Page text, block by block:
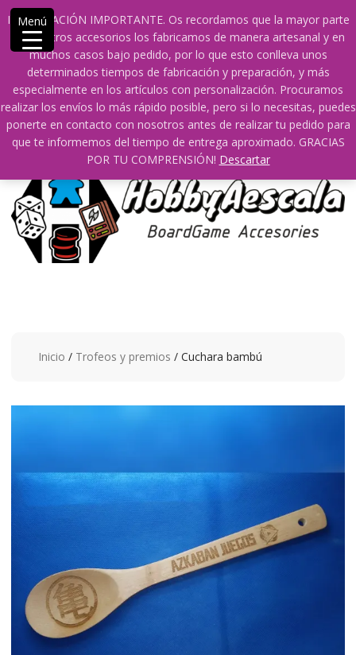
INFORMACIÓN IMPORTANTE. Os recordamos que la mayor parte
de nuestros accesorios los fabricamos de manera artesanal y en
muchos casos bajo pedido, por lo que esto conlleva unos
determinados tiempos de fabricación y preparación, y más
especialmente en los artículos con personalización. Procuramos
realizar los envíos lo más rápido posible, pero si lo necesitas, puedes
ponerte en contacto con nosotros antes de realizar tu pedido para
que te informemos del tiempo de entrega aproximado. GRACIAS
POR TU COMPRENSIÓN! Descartar
Saltar
contenido
609241475 SOLO DE 10:00 a 14:00
info@hobbyaescala.com
San Fernando de Henares
10:00 - 14:00
Mi cuenta
0 0
Inicio / Trofeos y premios / Cuchara bambú
Menú